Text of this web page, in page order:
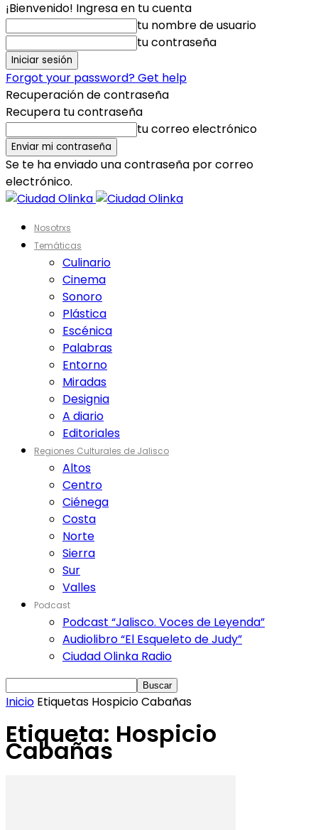
¡Bienvenido! Ingresa en tu cuenta
tu nombre de usuario
tu contraseña
Forgot your password? Get help
Recuperación de contraseña
Recupera tu contraseña
tu correo electrónico
Se te ha enviado una contraseña por correo
electrónico.
Nosotrxs
Temáticas
Culinario
Cinema
Sonoro
Plástica
Escénica
Palabras
Entorno
Miradas
Designia
A diario
Editoriales
Regiones Culturales de Jalisco
Altos
Centro
Ciénega
Costa
Norte
Sierra
Sur
Valles
Podcast
Podcast “Jalisco. Voces de Leyenda”
Audiolibro “El Esqueleto de Judy”
Ciudad Olinka Radio
Inicio Etiquetas Hospicio Cabañas
Etiqueta: Hospicio
Cabañas